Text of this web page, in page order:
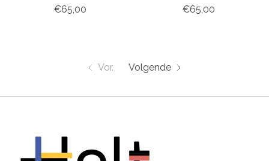
€65,00 €65,00
Vor. Volgende